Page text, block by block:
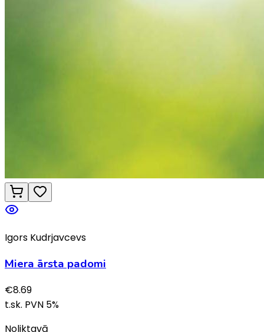
Igors Kudrjavcevs
Miera ārsta padomi
€8.69
t.sk. PVN 5%
Noliktavā